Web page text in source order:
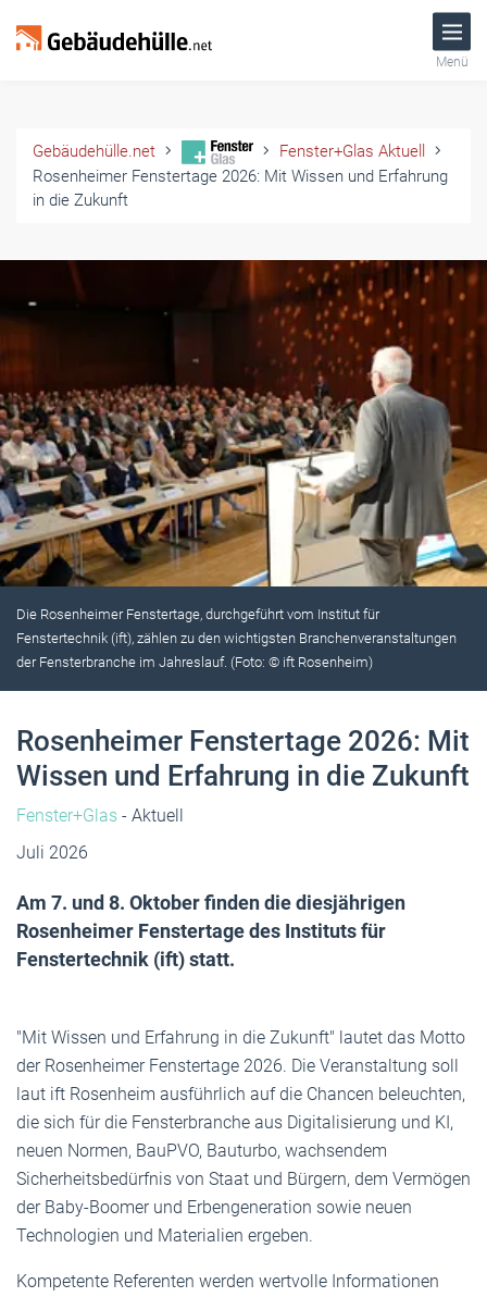
Menü
Gebäudehülle.net
Fenster+Glas Aktuell
Rosenheimer Fenstertage 2026: Mit Wissen und Erfahrung
in die Zukunft
Die Rosenheimer Fenstertage, durchgeführt vom Institut für
Fenstertechnik (ift), zählen zu den wichtigsten Branchenveranstaltungen
der Fensterbranche im Jahreslauf. (Foto: © ift Rosenheim)
Rosenheimer Fenstertage 2026: Mit
Wissen und Erfahrung in die Zukunft
Fenster+Glas - Aktuell
Juli 2026
Am 7. und 8. Oktober finden die diesjährigen
Rosenheimer Fenstertage des Instituts für
Fenstertechnik (ift) statt.
"Mit Wissen und Erfahrung in die Zukunft" lautet das Motto
der Rosenheimer Fenstertage 2026. Die Veranstaltung soll
laut ift Rosenheim ausführlich auf die Chancen beleuchten,
die sich für die Fensterbranche aus Digitalisierung und KI,
neuen Normen, BauPVO, Bauturbo, wachsendem
Sicherheitsbedürfnis von Staat und Bürgern, dem Vermögen
der Baby-Boomer und Erbengeneration sowie neuen
Technologien und Materialien ergeben.
Kompetente Referenten werden wertvolle Informationen